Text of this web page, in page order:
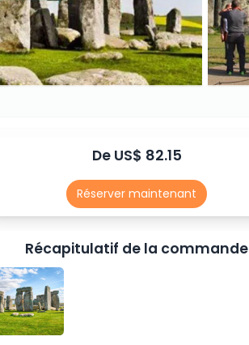
De US$ 82.15
Réserver maintenant
Récapitulatif de la commande